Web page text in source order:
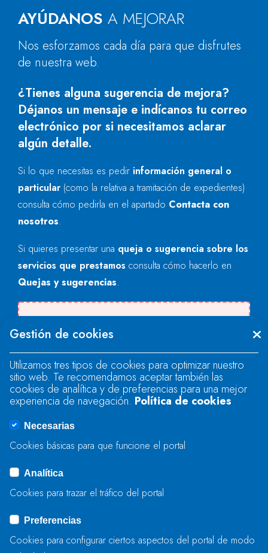
AYÚDANOS A MEJORAR
Nos esforzamos cada día para que disfrutes
de nuestra web.
¿Tienes alguna sugerencia de mejora?
Déjanos un mensaje e indícanos tu correo
electrónico por si necesitamos aclarar
algún detalle.
Si lo que necesitas es pedir información general o
particular (como la relativa a tramitación de expedientes)
consulta cómo pedirla en el apartado Contacta con
nosotros.
Si quieres presentar una queja o sugerencia sobre los
servicios que prestamos consulta cómo hacerlo en
Quejas y sugerencias.
"text".
Se produjo un error al cargar el campo
"text".
Se produjo un error al cargar el campo
ENVIAR
Gestión de cookies
Utilizamos tres tipos de cookies para optimizar nuestro
sitio web. Te recomendamos aceptar también las
cookies de analítica y de preferencias para una mejor
experiencia de navegación. Política de cookies
Necesarias
Cookies básicas para que funcione el portal
Analítica
Cookies para trazar el tráfico del portal
Preferencias
Cookies para configurar ciertos aspectos del portal de modo